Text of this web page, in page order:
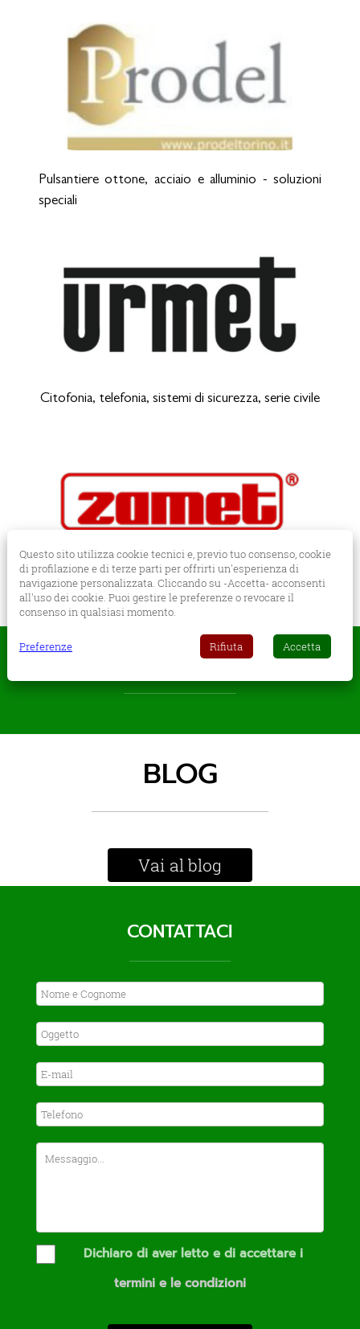
Pulsantiere ottone, acciaio e alluminio - soluzioni
speciali
Citofonia, telefonia, sistemi di sicurezza, serie civile
Passerelle e canaline metalliche per cavi elettrici
GALLERY
BLOG
Vai al blog
CONTATTACI
Dichiaro di aver letto e di accettare i
termini e le condizioni
Questo sito utilizza cookie tecnici e, previo tuo consenso, cookie
di profilazione e di terze parti per offrirti un'esperienza di
navigazione personalizzata. Cliccando su -Accetta- acconsenti
all'uso dei cookie. Puoi gestire le preferenze o revocare il
consenso in qualsiasi momento.
Preferenze Rifiuta Accetta